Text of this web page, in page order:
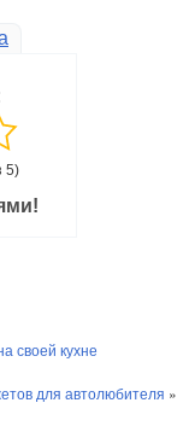
5)
своей кухне
для автолюбителя »